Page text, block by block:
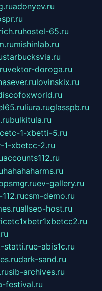
adonyev.ru
hostel-65.ru
mishinlab.ru
starbucksvia.ru
vektor-doroga.ru
lovinskix.ru
liura.ruglasspb.ru
bulkitula.ru
1-xbetti-5.ru
1-xbetcc-2.ru
accounts112.ru
hahahaharms.ru
ev-gallery.ru
csm-demo.ru
allseo-host.ru
statti.rue-abis1c.ru
dark-sand.ru
sib-archives.ru
festival.ru